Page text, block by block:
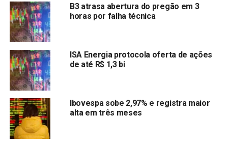
6,78%.
Abandeira verde na conta de luz
condições na geração de energia elétrica e não existe
cobrança extra na tarifa.
Criado pela ANEEL, o sistema de bandeiras tarifárias
sinaliza o custo real da energia gerada, possibilitando aos
consumidores o bom uso da energia elétrica. O
funcionamento das bandeiras tarifárias são através das
cores verde, amarela ou vermelha (nos patamares 1 e 2)
indicam se a energia custará mais ou menos em função
B3 atrasa abertura do pregão em 3
horas por falha técnica
ISA Energia protocola oferta de ações
de até R$ 1,3 bi
Ibovespa sobe 2,97% e registra maior
alta em três meses